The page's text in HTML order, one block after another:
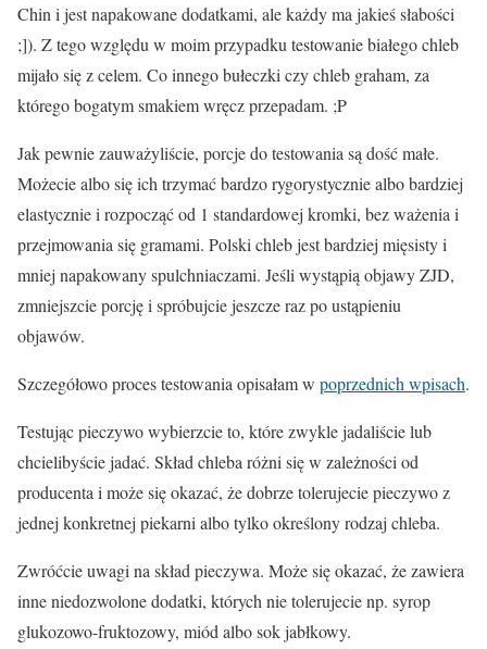
Chin i jest napakowane dodatkami, ale każdy ma jakieś słabości
;]). Z tego względu w moim przypadku testowanie białego chleb
mijało się z celem. Co innego bułeczki czy chleb graham, za
którego bogatym smakiem wręcz przepadam. ;P
Jak pewnie zauważyliście, porcje do testowania są dość małe.
Możecie albo się ich trzymać bardzo rygorystycznie albo bardziej
elastycznie i rozpocząć od 1 standardowej kromki, bez ważenia i
przejmowania się gramami. Polski chleb jest bardziej mięsisty i
mniej napakowany spulchniaczami. Jeśli wystąpią objawy ZJD,
zmniejszcie porcję i spróbujcie jeszcze raz po ustąpieniu
objawów.
Szczegółowo proces testowania opisałam w poprzednich wpisach.
Testując pieczywo wybierzcie to, które zwykle jadaliście lub
chcielibyście jadać. Skład chleba różni się w zależności od
producenta i może się okazać, że dobrze tolerujecie pieczywo z
jednej konkretnej piekarni albo tylko określony rodzaj chleba.
Zwróćcie uwagi na skład pieczywa. Może się okazać, że zawiera
inne niedozwolone dodatki, których nie tolerujecie np. syrop
glukozowo-fruktozowy, miód albo sok jabłkowy.